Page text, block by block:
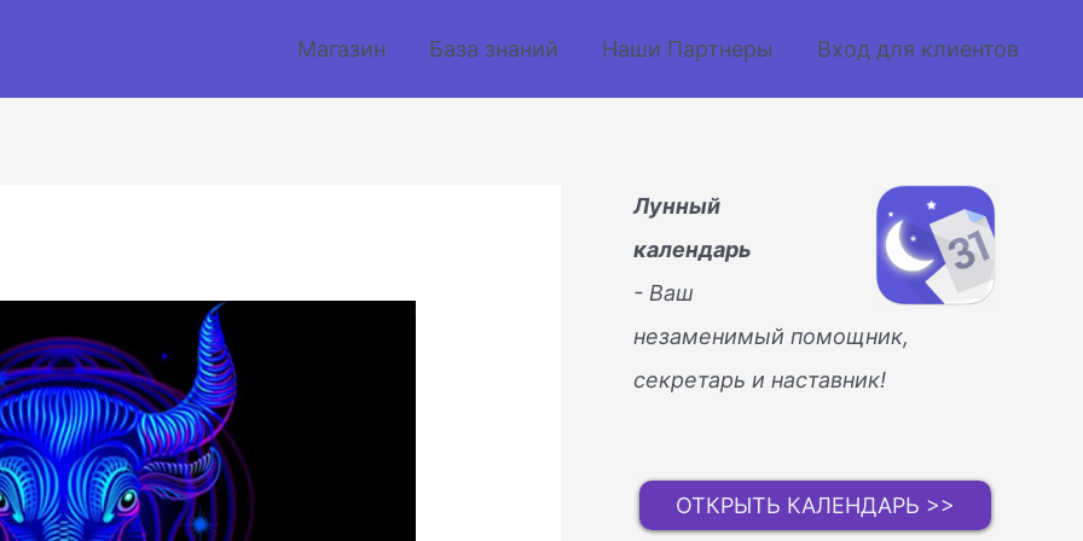
Магазин База знаний Наши Партнеры Вход для клиентов
Лунный
календарь
- Ваш
незаменимый помощник,
секретарь и наставник!
ОТКРЫТЬ КАЛЕНДАРЬ >>